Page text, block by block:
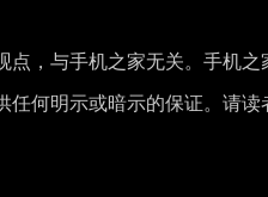
，与手机之家无关。手机之
何明示或暗示的保证。请